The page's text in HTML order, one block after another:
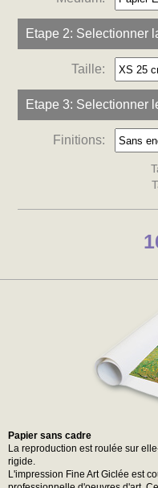
Etape 2: Selectionner
Taille:
Etape 3: Selectionner
Finitions:
Papier sans cadre
La reproduction est roulée sur
rigide.
L'impression Fine Art Giclée est